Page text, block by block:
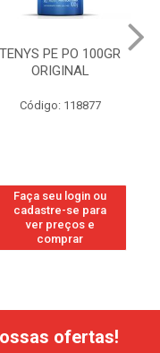
TENYS PE PO 100GR
WOMAN
Código: 219800
Faça seu login ou
cadastre-se para
ver preços e
comprar
ofertas!